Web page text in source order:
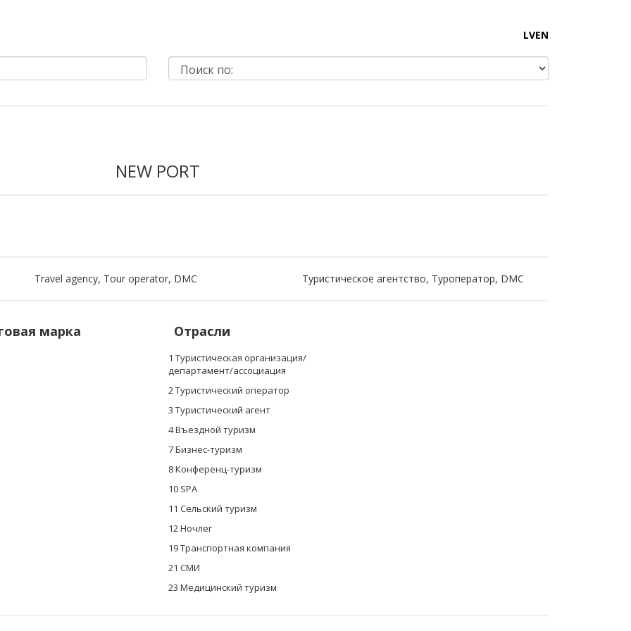
LVEN
NEW PORT
Travel agency, Tour operator, DMC Туристическое агентство, Туроператор, DMC
марка Отрасли
1 Туристическая организация/
департамент/ассоциация
2 Туристический оператор
3 Туристический агент
4 Въездной туризм
7 Бизнес-туризм
8 Конференц-туризм
10 SPА
11 Сельский туризм
12 Ночлег
19 Транспортная компания
21 СМИ
23 Mедицинский туризм